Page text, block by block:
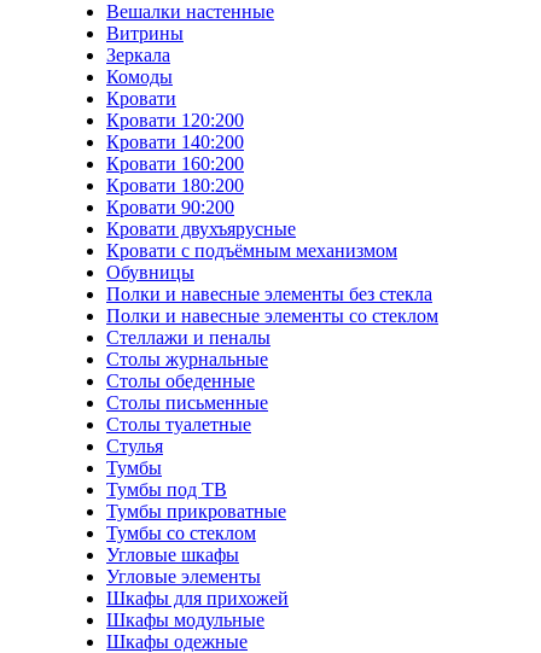
Вешалки настенные
Витрины
Зеркала
Комоды
Кровати
Кровати 120:200
Кровати 140:200
Кровати 160:200
Кровати 180:200
Кровати 90:200
Кровати двухъярусные
Кровати с подъёмным механизмом
Обувницы
Полки и навесные элементы без стекла
Полки и навесные элементы со стеклом
Стеллажи и пеналы
Столы журнальные
Столы обеденные
Столы письменные
Столы туалетные
Стулья
Тумбы
Тумбы под ТВ
Тумбы прикроватные
Тумбы со стеклом
Угловые шкафы
Угловые элементы
Шкафы для прихожей
Шкафы модульные
Шкафы одежные